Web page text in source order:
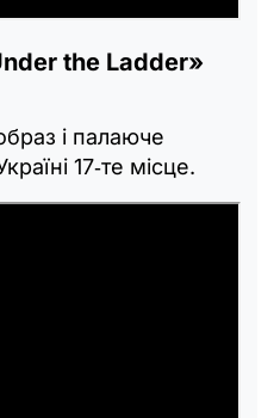
the Ladder»
і палаюче
17‑те місце.